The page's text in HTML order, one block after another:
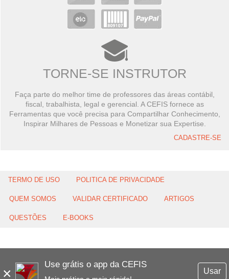
×
Use grátis o app da CEFIS
Usar
TORNE-SE INSTRUTOR
Faça parte do melhor time de professores das áreas contábil,
fiscal, trabalhista, legal e gerencial. A CEFIS fornece as
Ferramentas que você precisa para Compartilhar Conhecimento,
Inspirar Milhares de Pessoas e Monetizar sua Expertise.
CADASTRE-SE
TERMO DE USO POLITICA DE PRIVACIDADE
QUEM SOMOS VALIDAR CERTIFICADO ARTIGOS
QUESTÕES E-BOOKS